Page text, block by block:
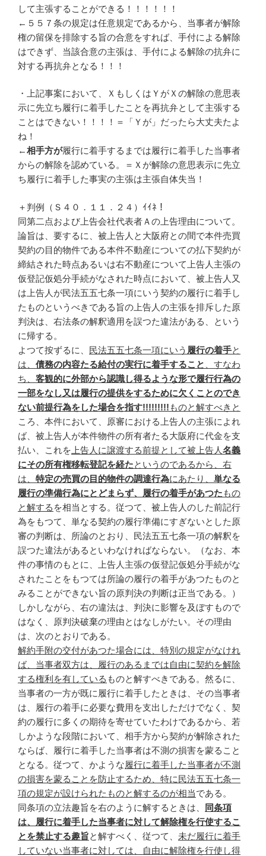
して主張することができる！！！！！！
←５５７条の規定は任意規定であるから、当事者が解除
権の留保を排除する旨の合意をすれば、手付による解除
はできず、当該合意の主張は、手付による解除の抗弁に
対する再抗弁となる！！！
・上記事案において、ＸもしくはＹがＸの解除の意思表
示に先立ち履行に着手したことを再抗弁として主張する
ことはできない！！！！＝「Ｙが」だったら大丈夫たよ
ね！
←相手方が履行に着手するまでは履行に着手した当事者
からの解除を認めている。＝Ｘが解除の意思表示に先立
ち履行に着手した事実の主張は主張自体失当！
＋判例（Ｓ４０．１１．２４）ｲｲﾈ！
同第二点および上告会社代表者Ａの上告理由について。
論旨は、要するに、被上告人と大阪府との間で本件売買
契約の目的物件である本件不動産についての払下契約が
締結された時点あるいは右不動産について上告人主張の
仮登記仮処分手続がなされた時点において、被上告人又
は上告人が民法五五七条一項にいう契約の履行に着手し
たものというべきである旨の上告人の主張を排斥した原
判決は、右法条の解釈適用を誤つた違法がある、という
に帰する。
よつて按ずるに、 民法五五七条一項にいう 履行の着手と
は、 債務の内容たる給付の実行に着手すること
、すなわ
ち、 客観的に外部から認識し得るような形で履行行為の
一部をなし又は履行の提供をするために欠くことのでき
ない前提行為をした場合を指す!!!!!!!!! ものと解すべきと
ころ、本件において、原審における上告人の主張によれ
ば、被上告人が本件物件の所有者たる大阪府に代金を支
払い、これを 上告人に譲渡する前提として被上告人名義
にその所有権移転登記を経たというのであるから、右
は、 特定の売買の目的物件の調達行為にあたり、 単なる
履行の準備行為にとどまらず、履行の着手があつた もの
と解する を相当とする。従つて、被上告人のした前記行
為をもつて、単なる契約の履行準備にすぎないとした原
審の判断は、所論のとおり、民法五五七条一項の解釈を
誤つた違法があるといわなければならない。（なお、本
件の事情のもとに、上告人主張の仮登記仮処分手続がな
されたことをもつては所論の履行の着手があつたものと
みることができない旨の原判決の判断は正当である。）
しかしながら、右の違法は、判決に影響を及ぼすもので
はなく、原判決破棄の理由とはなしがたい。その理由
は、次のとおりである。
解約手附の交付があつた場合には、特別の規定がなけれ
ば、当事者双方は、履行のあるまでは自由に契約を解除
する権利を有している ものと解すべきである。然るに、
当事者の一方が既に履行に着手したときは、その当事者
は、履行の着手に必要な費用を支出しただけでなく、契
約の履行に多くの期待を寄せていたわけであるから、若
しかような段階において、相手方から契約が解除された
ならば、履行に着手した当事者は不測の損害を蒙ること
となる。従つて、かような履行に着手した当事者が不測
の損害を蒙ることを防止するため、特に民法五五七条一
項の規定が設けられたものと解するのが相当である。
同条項の立法趣旨を右のように解するときは、
同条項
は、履行に着手した当事者に対して解除権を行使するこ
とを禁止する趣旨と解すべく、従つて、 未だ履行に着手
していない当事者に対しては、自由に解除権を行使し得